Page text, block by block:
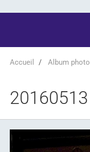
Accueil Album photo